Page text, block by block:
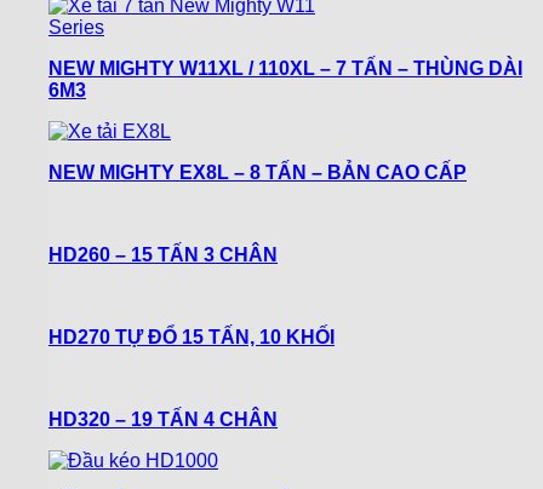
NEW MIGHTY W11XL / 110XL – 7 TẤN – THÙNG DÀI
6M3
NEW MIGHTY EX8L – 8 TẤN – BẢN CAO CẤP
HD260 – 15 TẤN 3 CHÂN
HD270 TỰ ĐỔ 15 TẤN, 10 KHỐI
HD320 – 19 TẤN 4 CHÂN